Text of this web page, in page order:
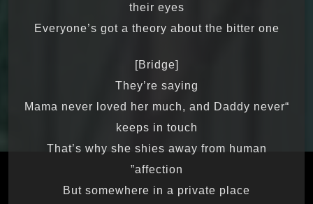
their eyes
Everyone’s got a theory about the bitter one
[Bridge]
They’re saying
“Mama never loved her much, and Daddy never
keeps in touch
That’s why she shies away from human
affection”
But somewhere in a private place